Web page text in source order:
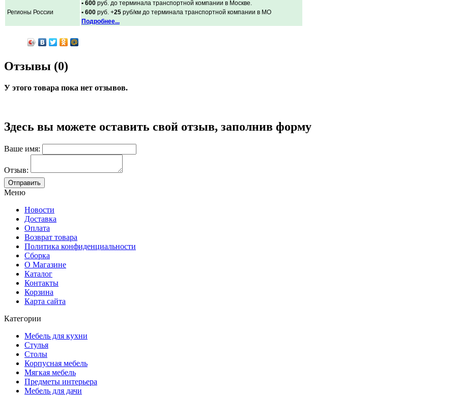
Регионы России
• 600 руб. до терминала транспортной компании в Москве.
• 600 руб. +25 руб/км до терминала транспортной компании в МО
Подробнее...
Отзывы (0)
У этого товара пока нет отзывов.
Здесь вы можете оставить свой отзыв, заполнив форму
Ваше имя:
Отзыв:
Меню
Новости
Доставка
Оплата
Возврат товара
Политика конфиденциальности
Сборка
О Магазине
Каталог
Контакты
Корзина
Карта сайта
Категории
Мебель для кухни
Стулья
Столы
Корпусная мебель
Мягкая мебель
Предметы интерьера
Мебель для дачи